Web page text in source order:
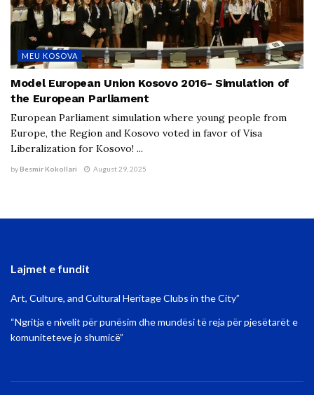
MEU KOSOVA
Model European Union Kosovo 2016- Simulation of
the European Parliament
European Parliament simulation where young people from
Europe, the Region and Kosovo voted in favor of Visa
Liberalization for Kosovo! ...
by Besmir Kokollari August 29, 2025
Lajmet e fundit
Art, Culture, and Cultural Heritage Clubs in the City”
“Ngritja e nivelit për punësim dhe mundësi të reja për pjesëtarët e
komuniteteve jo shumicë”